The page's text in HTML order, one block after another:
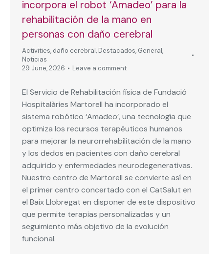
incorpora el robot ‘Amadeo’ para la
rehabilitación de la mano en
personas con daño cerebral
Activities, daño cerebral, Destacados, General,
Noticias
29 June, 2026
Leave a comment
El Servicio de Rehabilitación física de Fundació
Hospitalàries Martorell ha incorporado el
sistema robótico ‘Amadeo’, una tecnología que
optimiza los recursos terapéuticos humanos
para mejorar la neurorrehabilitación de la mano
y los dedos en pacientes con daño cerebral
adquirido y enfermedades neurodegenerativas.
Nuestro centro de Martorell se convierte así en
el primer centro concertado con el CatSalut en
el Baix Llobregat en disponer de este dispositivo
que permite terapias personalizadas y un
seguimiento más objetivo de la evolución
funcional.